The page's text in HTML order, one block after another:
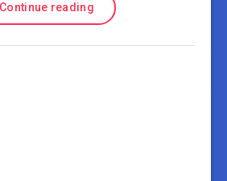
Continue reading